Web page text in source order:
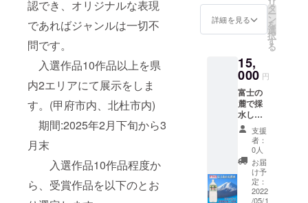
認でき、オリジナルな表現
であればジャンルは一切不
問です。
入選作品10作品以上を県
内2エリアにて展示をしま
す。(甲府市内、北杜市内)
期間:2025年2月下旬から3
月末
入選作品10作品程度か
ら、受賞作品を以下のとお
小さな
葡萄酒
た。 以
来、親
子四
代。一
人でも
多くの
方々に
本物の
おいし
さをわ
かって
いただ
くこと
杜市 ■
原材
ビス詳
細 水 ■
期限 賞
味期限:
製造日
より
12ヵ月
モーク
は、
りと柔
らか
く、ほ
のかに
香る燻
製がク
セにな
りま
す。 “サ
サミ”ス
モーク
は、丸
ごと1羽
分を燻
な餌を
与えて
にはヒ
トの健
康に役
立つ成
分を含
んでい
るもの
がたく
さんあ
りま
す。
ハーブ
は昔か
詳細を見る
リ
タ
ー
ン
を
選
択
す
る
15,
000 円
富士の
麓で採
水した
おいし
いナ
チュラ
ルミネ
ラル
ウォー
ターで
支援
者：
0人
お届
け予
定：
2022
/05/1